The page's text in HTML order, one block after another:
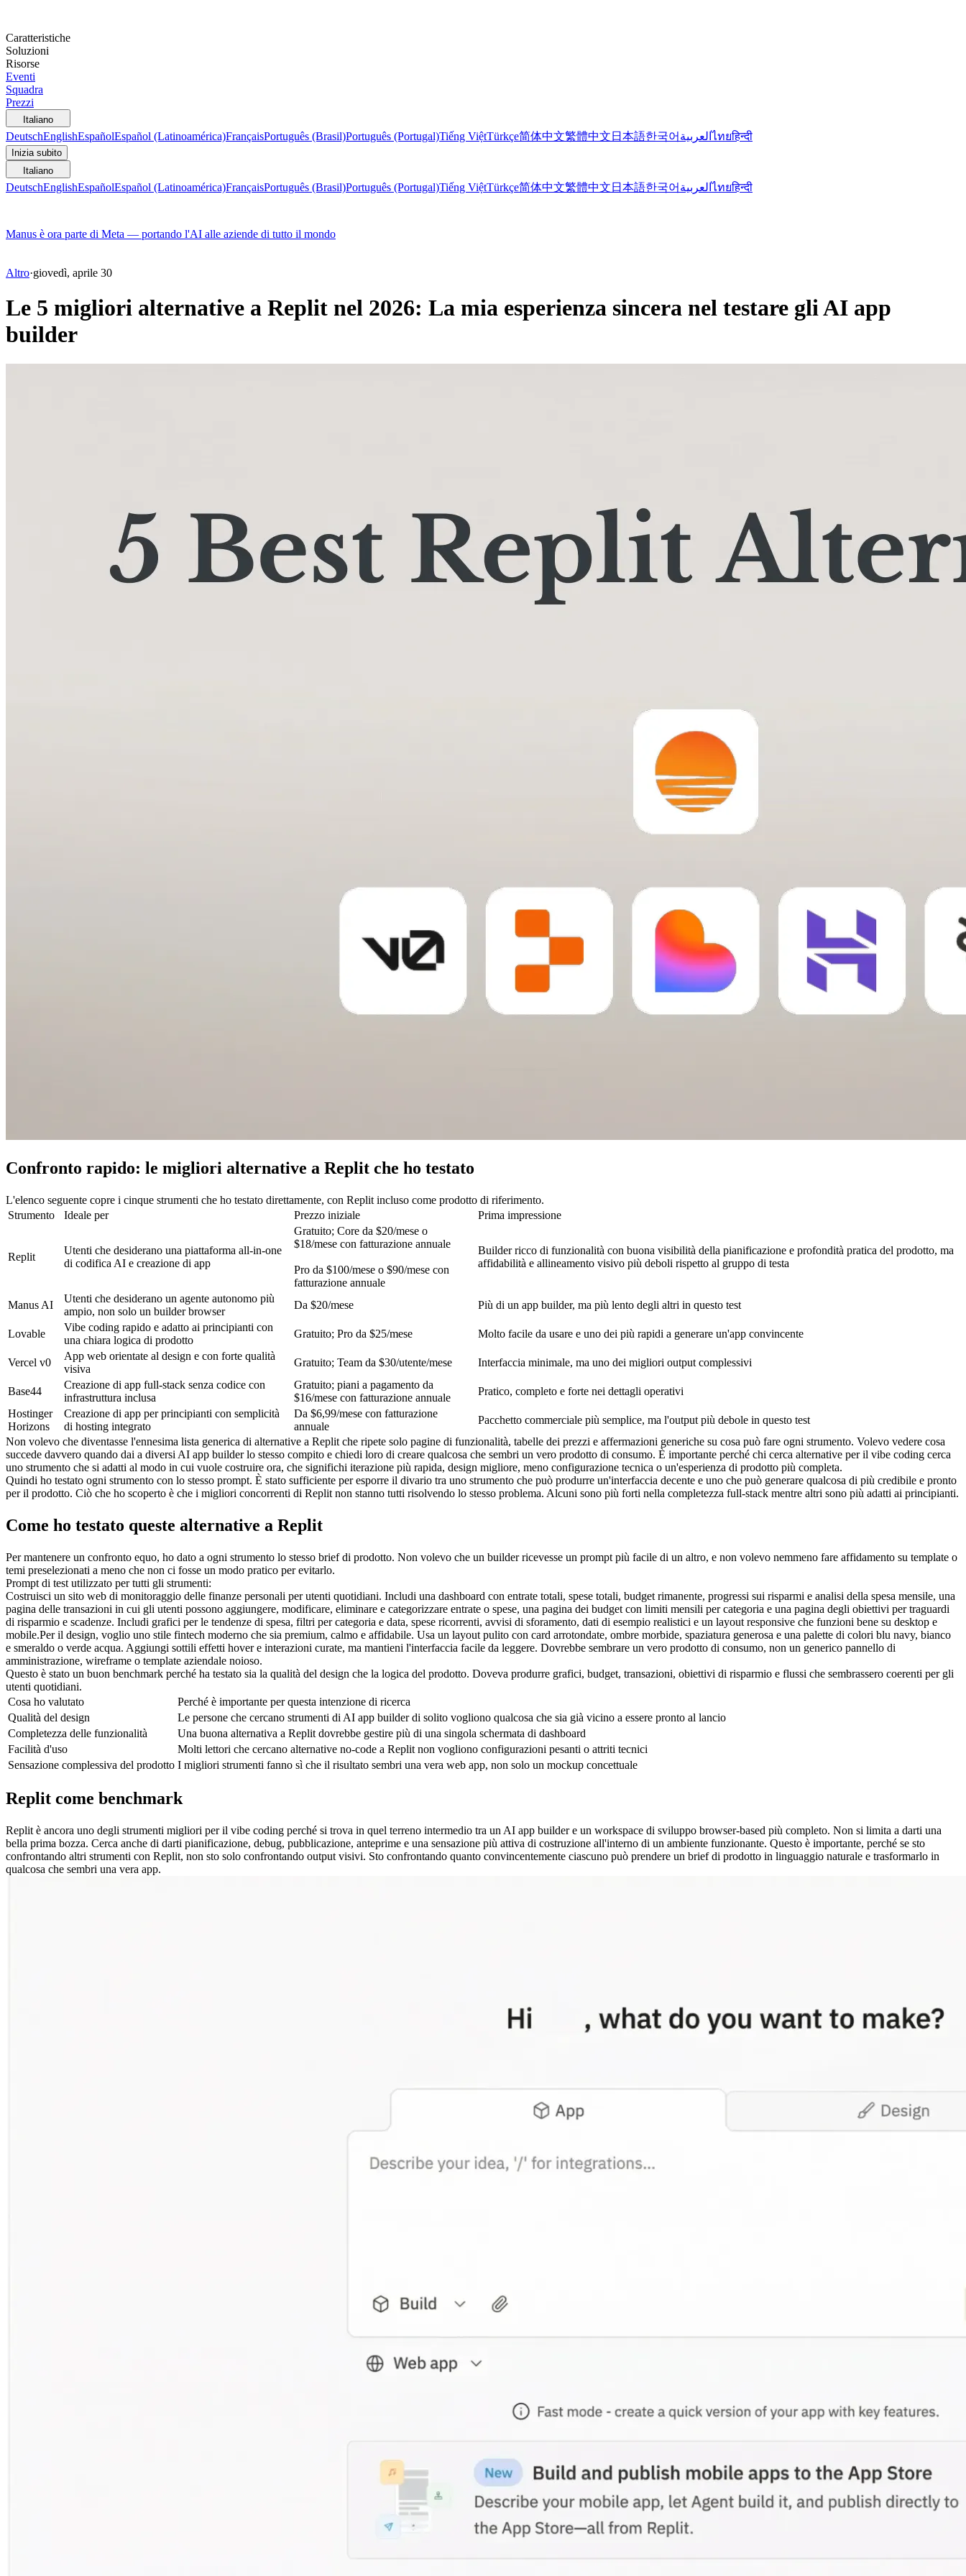
Caratteristiche
Soluzioni
Risorse
Eventi
Squadra
Prezzi
Italiano
DeutschEnglishEspañolEspañol (Latinoamérica)FrançaisPortuguês (Brasil)Português (Portugal)Tiếng ViệtTürkçe简体中文繁體中文 日本語한국어 العربيةไทยहिन्दी
Inizia subito
Italiano
DeutschEnglishEspañolEspañol (Latinoamérica)FrançaisPortuguês (Brasil)Português (Portugal)Tiếng ViệtTürkçe简体中文繁體中文 日本語한국어 العربيةไทยहिन्दी
Manus è ora parte di Meta — portando l'AI alle aziende di tutto il mondo
Altro·giovedì, aprile 30
Le 5 migliori alternative a Replit nel 2026: La mia esperienza sincera nel testare gli AI app
builder
Confronto rapido: le migliori alternative a Replit che ho testato
L'elenco seguente copre i cinque strumenti che ho testato direttamente, con Replit incluso come prodotto di riferimento.
Strumento
Ideale per Prezzo iniziale Prima impressione
Replit
Utenti che desiderano una piattaforma all-in-one
di codifica AI e creazione di app
Gratuito; Core da $20/mese o
$18/mese con fatturazione annuale
Pro da $100/mese o $90/mese con
fatturazione annuale
Builder ricco di funzionalità con buona visibilità della pianificazione e profondità pratica del prodotto, ma
affidabilità e allineamento visivo più deboli rispetto al gruppo di testa
Manus AI
Utenti che desiderano un agente autonomo più
ampio, non solo un builder browser
Da $20/mese Più di un app builder, ma più lento degli altri in questo test
Lovable
Vibe coding rapido e adatto ai principianti con
una chiara logica di prodotto
Gratuito; Pro da $25/mese Molto facile da usare e uno dei più rapidi a generare un'app convincente
Vercel v0
App web orientate al design e con forte qualità
visiva
Gratuito; Team da $30/utente/mese Interfaccia minimale, ma uno dei migliori output complessivi
Base44
Creazione di app full-stack senza codice con
infrastruttura inclusa
Gratuito; piani a pagamento da
$16/mese con fatturazione annuale
Pratico, completo e forte nei dettagli operativi
Hostinger
Horizons
Creazione di app per principianti con semplicità
di hosting integrato
Da $6,99/mese con fatturazione
annuale
Pacchetto commerciale più semplice, ma l'output più debole in questo test
Non volevo che diventasse l'ennesima lista generica di alternative a Replit che ripete solo pagine di funzionalità, tabelle dei prezzi e affermazioni generiche su cosa può fare ogni strumento. Volevo vedere cosa
succede davvero quando dai a diversi AI app builder lo stesso compito e chiedi loro di creare qualcosa che sembri un vero prodotto di consumo. È importante perché chi cerca alternative per il vibe coding cerca
uno strumento che si adatti al modo in cui vuole costruire ora, che significhi iterazione più rapida, design migliore, meno configurazione tecnica o un'esperienza di prodotto più completa.
Quindi ho testato ogni strumento con lo stesso prompt. È stato sufficiente per esporre il divario tra uno strumento che può produrre un'interfaccia decente e uno che può generare qualcosa di più credibile e pronto
per il prodotto. Ciò che ho scoperto è che i migliori concorrenti di Replit non stanno tutti risolvendo lo stesso problema. Alcuni sono più forti nella completezza full-stack mentre altri sono più adatti ai principianti.
Come ho testato queste alternative a Replit
Per mantenere un confronto equo, ho dato a ogni strumento lo stesso brief di prodotto. Non volevo che un builder ricevesse un prompt più facile di un altro, e non volevo nemmeno fare affidamento su template o
temi preselezionati a meno che non ci fosse un modo pratico per evitarlo.
Prompt di test utilizzato per tutti gli strumenti:
Costruisci un sito web di monitoraggio delle finanze personali per utenti quotidiani. Includi una dashboard con entrate totali, spese totali, budget rimanente, progressi sui risparmi e analisi della spesa mensile, una
pagina delle transazioni in cui gli utenti possono aggiungere, modificare, eliminare e categorizzare entrate o spese, una pagina dei budget con limiti mensili per categoria e una pagina degli obiettivi per traguardi
di risparmio e scadenze. Includi grafici per le tendenze di spesa, filtri per categoria e data, spese ricorrenti, avvisi di sforamento, dati di esempio realistici e un layout responsive che funzioni bene su desktop e
mobile.Per il design, voglio uno stile fintech moderno che sia premium, calmo e affidabile. Usa un layout pulito con card arrotondate, ombre morbide, spaziatura generosa e una palette di colori blu navy, bianco
e smeraldo o verde acqua. Aggiungi sottili effetti hover e interazioni curate, ma mantieni l'interfaccia facile da leggere. Dovrebbe sembrare un vero prodotto di consumo, non un generico pannello di
amministrazione, wireframe o template aziendale noioso.
Questo è stato un buon benchmark perché ha testato sia la qualità del design che la logica del prodotto. Doveva produrre grafici, budget, transazioni, obiettivi di risparmio e flussi che sembrassero coerenti per gli
utenti quotidiani.
Cosa ho valutato
Perché è importante per questa intenzione di ricerca
Qualità del design
Le persone che cercano strumenti di AI app builder di solito vogliono qualcosa che sia già vicino a essere pronto al lancio
Completezza delle funzionalità
Una buona alternativa a Replit dovrebbe gestire più di una singola schermata di dashboard
Facilità d'uso
Molti lettori che cercano alternative no-code a Replit non vogliono configurazioni pesanti o attriti tecnici
Sensazione complessiva del prodotto I migliori strumenti fanno sì che il risultato sembri una vera web app, non solo un mockup concettuale
Replit come benchmark
Replit è ancora uno degli strumenti migliori per il vibe coding perché si trova in quel terreno intermedio tra un AI app builder e un workspace di sviluppo browser-based più completo. Non si limita a darti una
bella prima bozza. Cerca anche di darti pianificazione, debug, pubblicazione, anteprime e una sensazione più attiva di costruzione all'interno di un ambiente funzionante. Questo è importante, perché se sto
confrontando altri strumenti con Replit, non sto solo confrontando output visivi. Sto confrontando quanto convincentemente ciascuno può prendere un brief di prodotto in linguaggio naturale e trasformarlo in
qualcosa che sembri una vera app.